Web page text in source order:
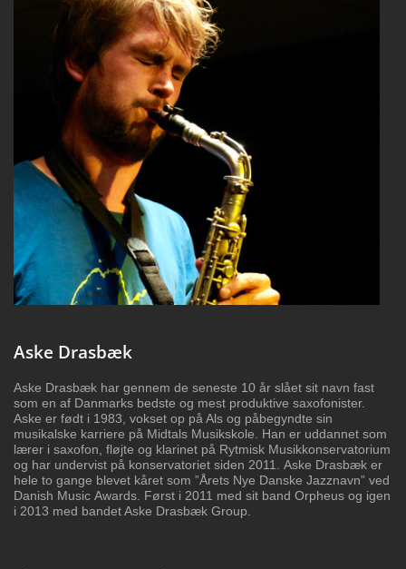
Aske Drasbæk
Aske Drasbæk har gennem de seneste 10 år slået sit navn fast
som en af Danmarks bedste og mest produktive saxofonister.
Aske er født i 1983, vokset op på Als og påbegyndte sin
musikalske karriere på Midtals Musikskole. Han er uddannet som
lærer i saxofon, fløjte og klarinet på Rytmisk Musikkonservatorium
og har undervist på konservatoriet siden 2011. Aske Drasbæk er
hele to gange blevet kåret som ”Årets Nye Danske Jazznavn” ved
Danish Music Awards. Først i 2011 med sit band Orpheus og igen
i 2013 med bandet Aske Drasbæk Group.